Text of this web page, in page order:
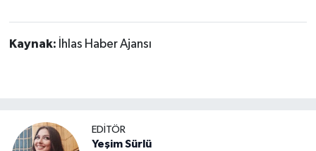
Kaynak: İhlas Haber Ajansı
EDİTÖR
Yeşim Sürlü